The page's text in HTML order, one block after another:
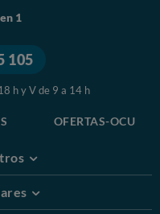
1
105
h y V de 9 a 14 h
OFERTAS-OCU